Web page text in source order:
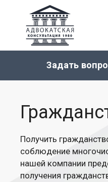
Задать
Получить
соблюдение
нашей компании
получения